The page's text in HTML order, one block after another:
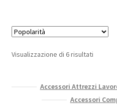
Visualizzazione di 6 risultati
Accessori Attrezzi
Accessori